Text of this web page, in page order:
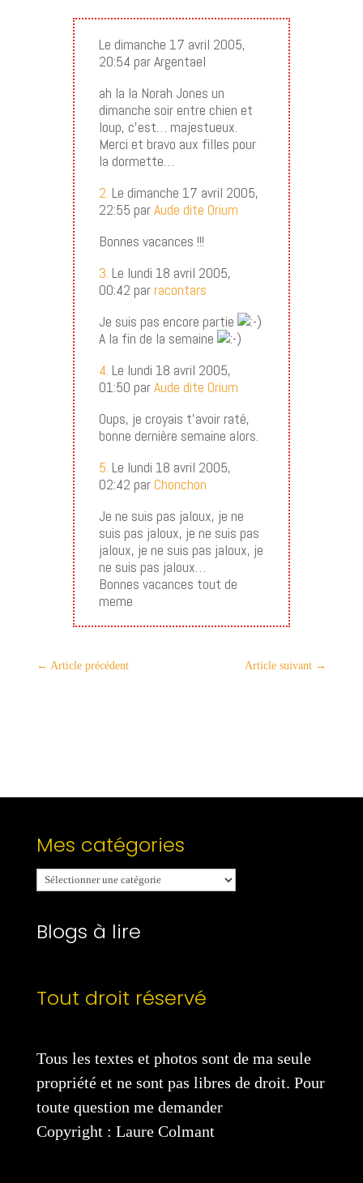
Le dimanche 17 avril 2005,
20:54 par Argentael
ah la la Norah Jones un
dimanche soir entre chien et
loup, c’est… majestueux.
Merci et bravo aux filles pour
la dormette…
2. Le dimanche 17 avril 2005,
22:55 parAude dite Orium
Bonnes vacances !!!
3. Le lundi 18 avril 2005,
00:42 parracontars
Je suis pas encore partie
A la fin de la semaine
4. Le lundi 18 avril 2005,
01:50 parAude dite Orium
Oups, je croyais t’avoir raté,
bonne dernière semaine alors.
5. Le lundi 18 avril 2005,
02:42 parChonchon
Je ne suis pas jaloux, je ne
suis pas jaloux, je ne suis pas
jaloux, je ne suis pas jaloux, je
ne suis pas jaloux…
Bonnes vacances tout de
meme
← Article précédent Article suivant →
Mes catégories
Mes
catégories
Blogs à lire
Tout droit réservé
Tous les textes et photos sont de ma seule
propriété et ne sont pas libres de droit. Pour
toute question me demander
Copyright : Laure Colmant